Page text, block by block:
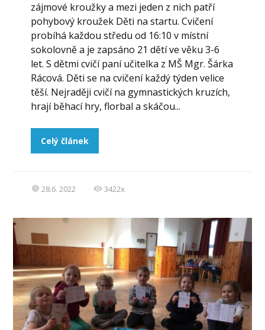
zájmové kroužky a mezi jeden z nich patří
pohybový kroužek Děti na startu. Cvičení
probíhá každou středu od 16:10 v místní
sokolovně a je zapsáno 21 dětí ve věku 3-6
let. S dětmi cvičí paní učitelka z MŠ Mgr. Šárka
Rácová. Děti se na cvičení každý týden velice
těší. Nejraději cvičí na gymnastických kruzích,
hrají běhací hry, florbal a skáčou...
Celý článek
28.6. 2022 3422x